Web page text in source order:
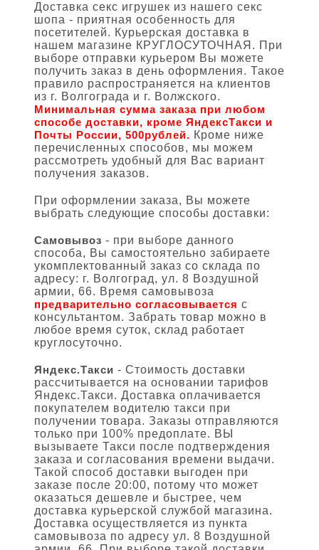
Доставка секс игрушек из нашего секс
шопа - приятная особенность для
посетителей. Курьерская доставка в
нашем магазине КРУГЛОСУТОЧНАЯ. При
выборе отправки курьером Вы можете
получить заказ в день оформления. Такое
правило распространяется на клиентов
из г. Волгограда и г. Волжского.
Минимальная сумма заказа при любом
способе доставки, кроме ЯндексТакси и
Почты России, 500рублей. Кроме ниже
перечисленных способов, мы можем
рассмотреть удобный для Вас вариант
получения заказов.
При оформлении заказа, Вы можете
выбрать следующие способы доставки:
Самовывоз - при выборе данного
способа, Вы самостоятельно забираете
укомплектованный заказ со склада по
адресу: г. Волгоград, ул. 8 Воздушной
армии, 66. Время самовывоза
предварительно согласовывается с
консультантом. Забрать товар можно в
любое время суток, склад работает
круглосуточно.
Яндекс.Такси - Стоимость доставки
рассчитывается на основании тарифов
Яндекс.Такси. Доставка оплачивается
покупателем водителю такси при
получении товара. Заказы отправляются
только при 100% предоплате. ВЫ
вызываете Такси после подтверждения
заказа и согласования времени выдачи.
Такой способ доставки выгоден при
заказе после 20:00, потому что может
оказаться дешевле и быстрее, чем
доставка курьерской службой магазина.
Доставка осуществляется из пункта
самовывоза по адресу ул. 8 Воздушной